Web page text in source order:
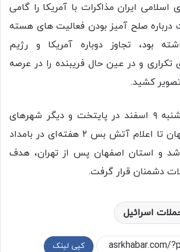
ایران مذاکرات با آمریکا را گامی
درباره صلح آمیز بودن فعالیت های هسته
بود، تجاوز دوباره آمریکا و رژیم
تکراری و در عین حال فریبنده را در عرصه
تصویر کشید.
حملات دشمن از شنبه ۹ اسفند در پایتخت و دیگر شهرهای
کشور از جمله اصفهان تا اعلام آتش بس ۲ هفته‌ای در بامداد
شد و استان اصفهان پس از تهران، هدف
دشمنان قرار گرفت.
اسرائیل
کپی لینک